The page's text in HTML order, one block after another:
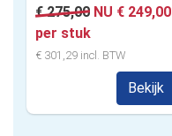
€ 275,00 NU € 249,00
per stuk
€ 301,29 incl. BTW
Bekijk